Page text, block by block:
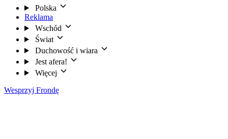
Polska
Reklama
Wschód
Świat
Duchowość i wiara
Jest afera!
Więcej
Wesprzyj Frondę